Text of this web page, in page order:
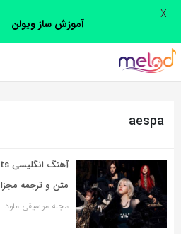
اشتراک
با
از
زیر
می‌توانید
این
صفحه
aespa
متن و ترجمه مجزا
مجله موسیقی ملود
آموزش ساز ویولن
X